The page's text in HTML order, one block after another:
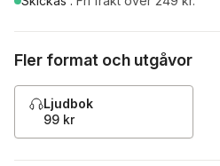
Fler format och utgåvor
Ljudbok
99 kr